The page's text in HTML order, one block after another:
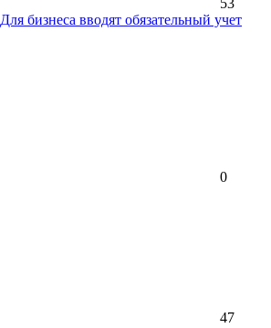
53
Для бизнеса вводят обязательный учет
0
47